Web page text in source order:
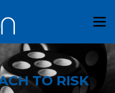
Menu
TO RISK